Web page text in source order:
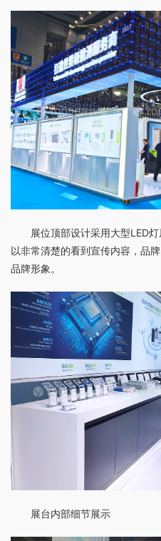
展位顶部设计采用大型LED
以非常清楚的看到宣传内容，品
品牌形象。
展台内部细节展示